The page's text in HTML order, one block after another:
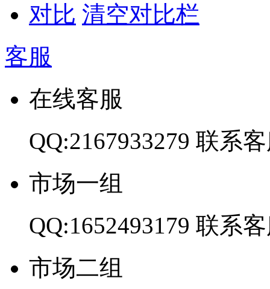
对比 清空对比栏
客服
在线客服
QQ:2167933279 联系
市场一组
QQ:1652493179 联系
市场二组